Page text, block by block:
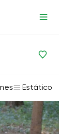
Estático